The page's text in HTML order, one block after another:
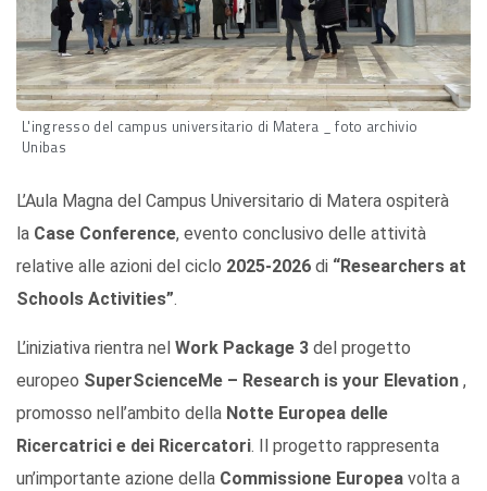
L'ingresso del campus universitario di Matera _ foto archivio
Unibas
L’Aula Magna del Campus Universitario di Matera ospiterà
la Case Conference, evento conclusivo delle attività
relative alle azioni del ciclo 2025-2026 di “Researchers at
Schools Activities”.
L’iniziativa rientra nel Work Package 3 del progetto
europeo SuperScienceMe – Research is your Elevation ,
promosso nell’ambito della Notte Europea delle
Ricercatrici e dei Ricercatori. Il progetto rappresenta
un’importante azione della Commissione Europea volta a